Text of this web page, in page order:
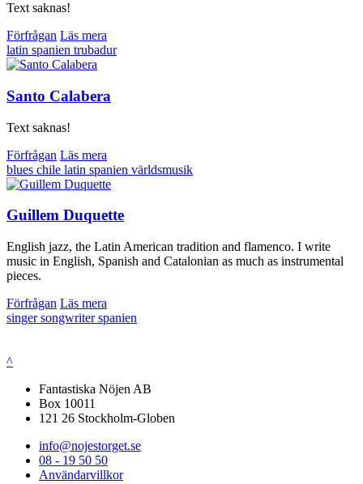
Text saknas!
Förfrågan Läs mera
latin spanien trubadur
Santo Calabera
Text saknas!
Förfrågan Läs mera
blues chile latin spanien världsmusik
Guillem Duquette
English jazz, the Latin American tradition and flamenco. I write
music in English, Spanish and Catalonian as much as instrumental
pieces.
Förfrågan Läs mera
singer songwriterspanien
^
Fantastiska Nöjen AB
Box 10011
121 26 Stockholm-Globen
info@nojestorget.se
08 - 19 50 50
Användarvillkor